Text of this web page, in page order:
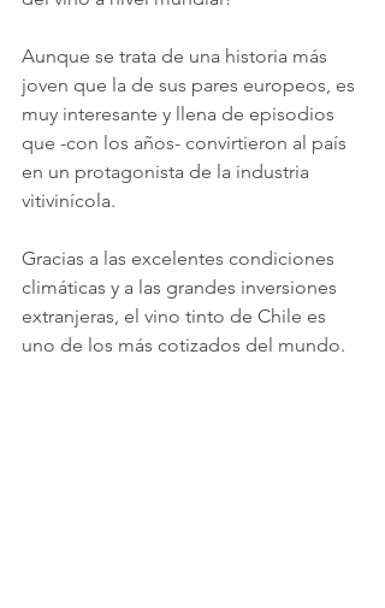
Aunque se trata de una historia más
joven que la de sus pares europeos, es
muy interesante y llena de episodios
que -con los años- convirtieron al país
en un protagonista de la industria
vitivinícola.
Gracias a las excelentes condiciones
climáticas y a las grandes inversiones
extranjeras, el vino tinto de Chile es
uno de los más cotizados del mundo.